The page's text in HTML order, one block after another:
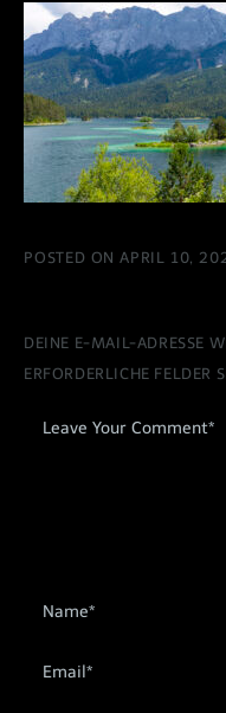
POSTED ON APRIL 10,
DEINE E-MAIL-ADRESSE
ERFORDERLICHE FELDER